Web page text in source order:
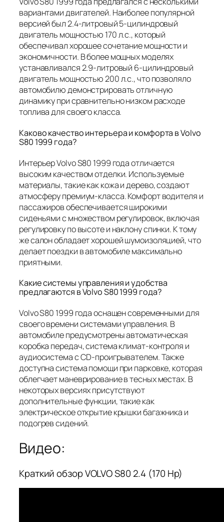
вариантами двигателей. Наиболее популярной
версией был 2.4-литровый 5-цилиндровый
двигатель мощностью 170 л.с., который
обеспечивал хорошее сочетание мощности и
экономичности. В более мощных моделях
устанавливался 2.9-литровый 6-цилиндровый
двигатель мощностью 200 л.с., что позволяло
автомобилю демонстрировать отличную
динамику при сравнительно низком расходе
топлива для своего класса.
Каково качество интерьера и комфорта в Volvo
S80 1999 года?
Интерьер Volvo S80 1999 года отличается
высоким качеством отделки. Используемые
материалы, такие как кожа и дерево, создают
атмосферу премиум-класса. Комфорт водителя и
пассажиров обеспечивается широкими
сиденьями с множеством регулировок, включая
регулировку по высоте и наклону спинки. К тому
же салон обладает хорошей шумоизоляцией, что
делает поездки в автомобиле максимально
приятными.
Какие системы управления и удобства
предлагаются в Volvo S80 1999 года?
Volvo S80 1999 года оснащен современными для
своего времени системами управления. В
автомобиле предусмотрены автоматическая
коробка передач, система климат-контроля и
аудиосистема с CD-проигрывателем. Также
доступна система помощи при парковке, которая
облегчает маневрирование в тесных местах. В
некоторых версиях присутствуют
дополнительные функции, такие как
электрическое открытие крышки багажника и
подогрев сидений.
Видео:
Краткий обзор VOLVO S80 2.4 (170 Hp)